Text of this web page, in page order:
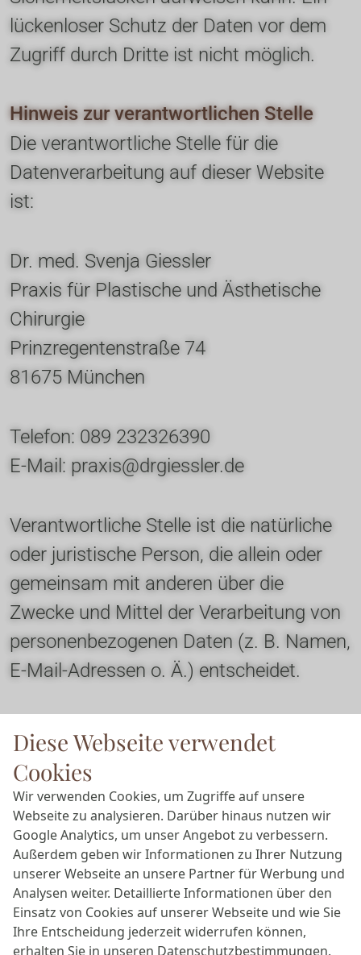
lückenloser Schutz der Daten vor dem
Zugriff durch Dritte ist nicht möglich.
Hinweis zur verantwortlichen Stelle
Die verantwortliche Stelle für die
Datenverarbeitung auf dieser Website
ist:
Dr. med. Svenja Giessler
Praxis für Plastische und Ästhetische
Chirurgie
Prinzregentenstraße 74
81675 München
Telefon: 089 232326390
E-Mail: praxis@drgiessler.de
Verantwortliche Stelle ist die natürliche
oder juristische Person, die allein oder
gemeinsam mit anderen über die
Zwecke und Mittel der Verarbeitung von
personenbezogenen Daten (z. B. Namen,
E-Mail-Adressen o. Ä.) entscheidet.
Speicherdauer
Soweit innerhalb dieser
Datenschutzerklärung keine speziellere
Speicherdauer genannt wurde,
verbleiben Ihre personenbezogenen
Daten bei uns, bis der Zweck für die
Datenverarbeitung entfällt. Wenn Sie ein
berechtigtes Löschersuchen geltend
Diese Webseite verwendet
Cookies
Wir verwenden Cookies, um Zugriffe auf unsere
Webseite zu analysieren. Darüber hinaus nutzen wir
Google Analytics, um unser Angebot zu verbessern.
Außerdem geben wir Informationen zu Ihrer Nutzung
unserer Webseite an unsere Partner für Werbung und
Analysen weiter. Detaillierte Informationen über den
Einsatz von Cookies auf unserer Webseite und wie Sie
Ihre Entscheidung jederzeit widerrufen können,
erhalten Sie in unseren Datenschutzbestimmungen.